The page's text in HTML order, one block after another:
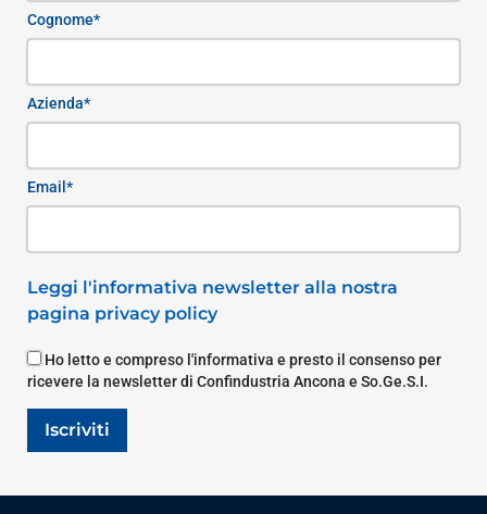
Cognome*
Azienda*
Email*
Leggi l'informativa newsletter alla nostra
pagina privacy policy
Ho letto e compreso l'informativa e presto il consenso per
ricevere la newsletter di Confindustria Ancona e So.Ge.S.I.
Iscriviti